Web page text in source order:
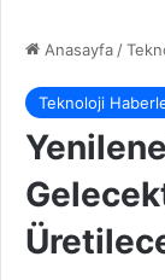
Anasayfa /
Teknoloji